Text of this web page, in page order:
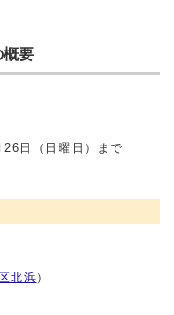
概要
日（日曜日）まで
北浜 ）